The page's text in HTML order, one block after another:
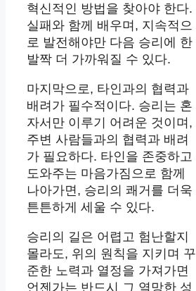
혁신적인 방법을 찾아야 한다.
실패와 함께 배우며, 지속적으
로 발전해야만 다음 승리에 한
발짝 더 가까워질 수 있다.
마지막으로, 타인과의 협력과
배려가 필수적이다. 승리는 혼
자서만 이루기 어려운 것이며,
주변 사람들과의 협력과 배려
가 필요하다. 타인을 존중하고
도와주는 마음가짐으로 함께
나아가면, 승리의 쾌거를 더욱
튼튼하게 세울 수 있다.
승리의 길은 어렵고 험난할지
몰라도, 위의 원칙을 지키며 꾸
준한 노력과 열정을 가져가면
언젠가는 반드시 그 열망한 성